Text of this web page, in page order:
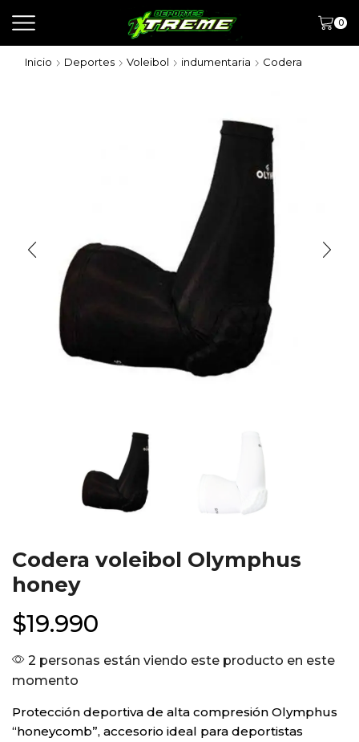
0
Inicio Deportes Voleibol indumentaria Codera
Codera voleibol Olymphus
honey
$19.990
2 personas están viendo este producto en este
momento
Protección deportiva de alta compresión Olymphus
“honeycomb”, accesorio ideal para deportistas